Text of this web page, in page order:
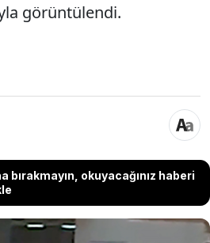
görüntülendi.
bırakmayın, okuyacağınız haberi